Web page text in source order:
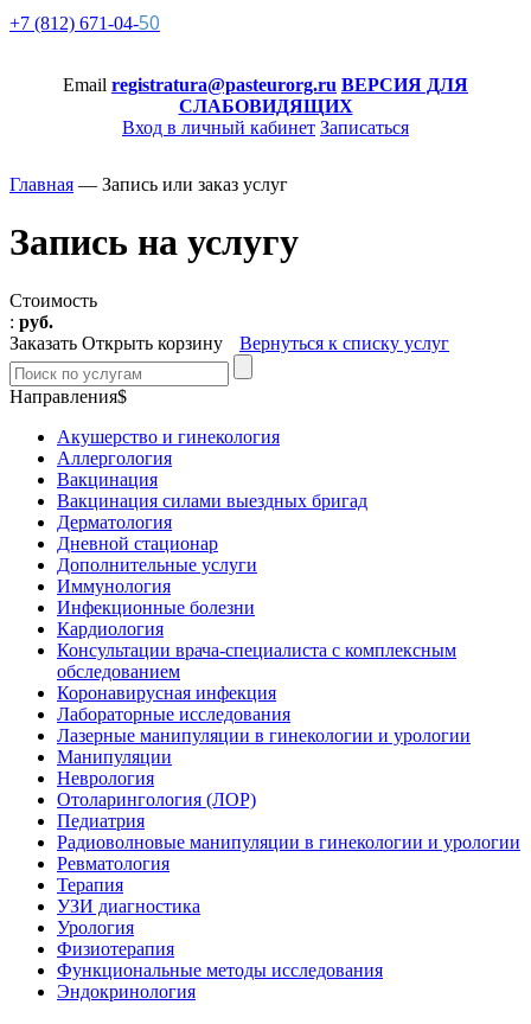
+7 (812) 671-04-50
Email registratura@pasteurorg.ru ВЕРСИЯ ДЛЯ
СЛАБОВИДЯЩИХ
Вход в личный кабинет Записаться
Главная — Запись или заказ услуг
Запись на услугу
Стоимость
: руб.
Заказать Открыть корзину Вернуться к списку услуг
Направления$
Акушерство и гинекология
Аллергология
Вакцинация
Вакцинация силами выездных бригад
Дерматология
Дневной стационар
Дополнительные услуги
Иммунология
Инфекционные болезни
Кардиология
Консультации врача-специалиста с комплексным
обследованием
Коронавирусная инфекция
Лабораторные исследования
Лазерные манипуляции в гинекологии и урологии
Манипуляции
Неврология
Отоларингология (ЛОР)
Педиатрия
Радиоволновые манипуляции в гинекологии и урологии
Ревматология
Терапия
УЗИ диагностика
Урология
Физиотерапия
Функциональные методы исследования
Эндокринология